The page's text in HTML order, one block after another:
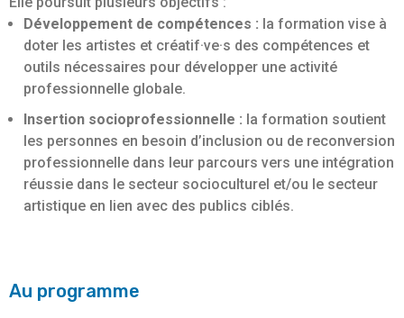
Développement de compétences : la formation vise à
doter les artistes et créatif·ve·s des compétences et
outils nécessaires pour développer une activité
professionnelle globale.
Insertion socioprofessionnelle : la formation soutient
les personnes en besoin d’inclusion ou de reconversion
professionnelle dans leur parcours vers une intégration
réussie dans le secteur socioculturel et/ou le secteur
artistique en lien avec des publics ciblés.
Au programme